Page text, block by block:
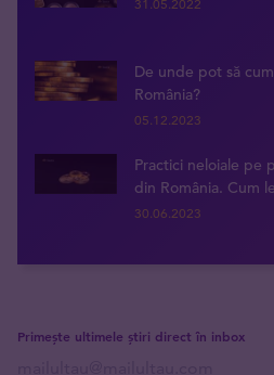
31.05.2022
De unde pot să
România?
05.12.2023
Practici neloiale pe
din România. Cum
30.06.2023
Primește ultimele știri direct în inbox